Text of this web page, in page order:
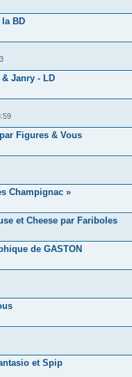
la BD
Janry - LD
Figures & Vous
Champignac »
et Cheese par Fariboles
de GASTON
et Spip